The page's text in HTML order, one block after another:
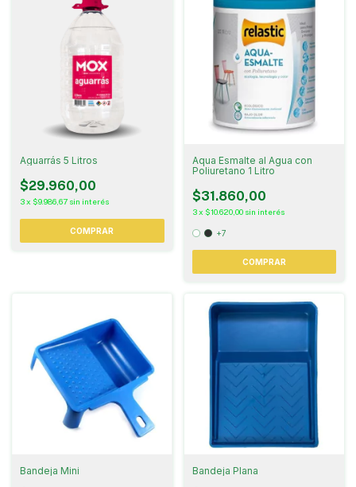
Aguarrás 5 Litros
$29.960,00
3x $9.986,67 sin interés
Aqua Esmalte al Agua con
Poliuretano 1 Litro
$31.860,00
3 x $10.620,00 sin interés
+7
COMPRAR
Bandeja Mini Bandeja Plana